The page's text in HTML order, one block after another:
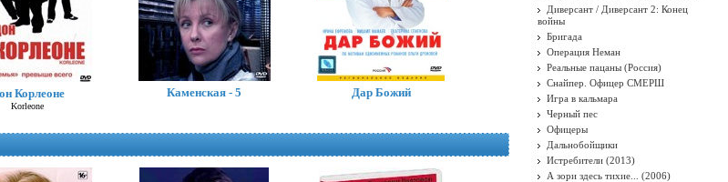
Корлеоне
Korleone
Каменская - 5 Дар Божий
Диверсант / Диверсант 2: Конец
войны
Бригада
Операция Неман
Реальные пацаны (Россия)
Снайпер. Офицер СМЕРШ
Игра в кальмара
Черный пес
Офицеры
Дальнобойщики
Истребители (2013)
А зори здесь тихие... (2006)